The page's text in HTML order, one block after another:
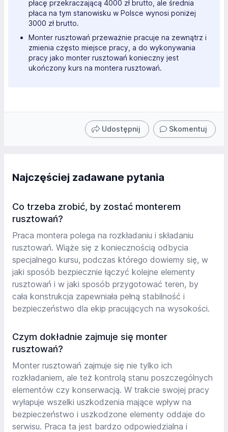
płacę przekraczającą 4000 zł brutto, ale średnia
płaca na tym stanowisku w Polsce wynosi poniżej
3000 zł brutto.
Monter rusztowań przeważnie pracuje na zewnątrz i
zmienia często miejsce pracy, a do wykonywania
pracy jako monter rusztowań konieczny jest
ukończony kurs na montera rusztowań.
Udostępnij Skomentuj
Najczęściej zadawane pytania
Co trzeba zrobić, by zostać monterem
rusztowań?
Praca montera polega na rozkładaniu i składaniu
rusztowań. Wiąże się z koniecznością odbycia
specjalnego kursu, podczas którego dowiemy się, w
jaki sposób bezpiecznie łączyć kolejne elementy
rusztowań i w jaki sposób przygotować teren, by
cała konstrukcja zapewniała pełną stabilność i
bezpieczeństwo dla ekip pracujących na wysokości.
Czym dokładnie zajmuje się monter
rusztowań?
Monter rusztowań zajmuje się nie tylko ich
rozkładaniem, ale też kontrolą stanu poszczególnych
elementów czy konserwacją. W trakcie swojej pracy
wyłapuje wszelki uszkodzenia mające wpływ na
bezpieczeństwo i uszkodzone elementy oddaje do
serwisu. Praca ta jest bardzo odpowiedzialna i